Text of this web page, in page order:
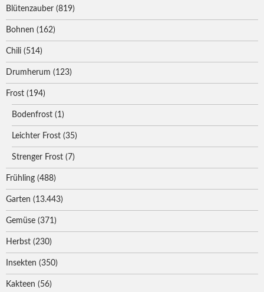
Blütenzauber (819)
Bohnen (162)
Chili (514)
Drumherum (123)
Frost (194)
Bodenfrost (1)
Leichter Frost (35)
Strenger Frost (7)
Frühling (488)
Garten (13.443)
Gemüse (371)
Herbst (230)
Insekten (350)
Kakteen (56)